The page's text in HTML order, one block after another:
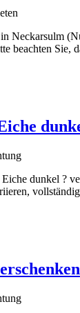
Neckarsulm
beachten Sie,
dunkel ?